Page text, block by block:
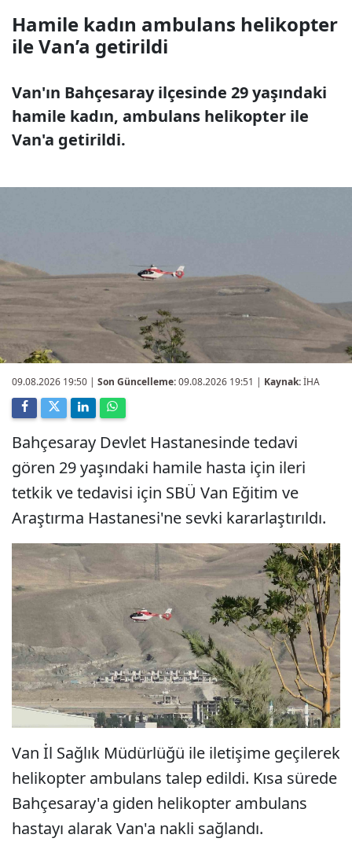
Hamile kadın ambulans helikopter
ile Van’a getirildi
Van'ın Bahçesaray ilçesinde 29 yaşındaki
hamile kadın, ambulans helikopter ile
Van'a getirildi.
09.08.2026 19:50 | Son Güncelleme:09.08.2026 19:51 | Kaynak:İHA
Bahçesaray Devlet Hastanesinde tedavi
gören 29 yaşındaki hamile hasta için ileri
tetkik ve tedavisi için SBÜ Van Eğitim ve
Araştırma Hastanesi'ne sevki kararlaştırıldı.
Van İl Sağlık Müdürlüğü ile iletişime geçilerek
helikopter ambulans talep edildi. Kısa sürede
Bahçesaray'a giden helikopter ambulans
hastayı alarak Van'a nakli sağlandı.